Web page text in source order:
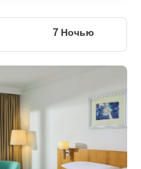
7 Ночью